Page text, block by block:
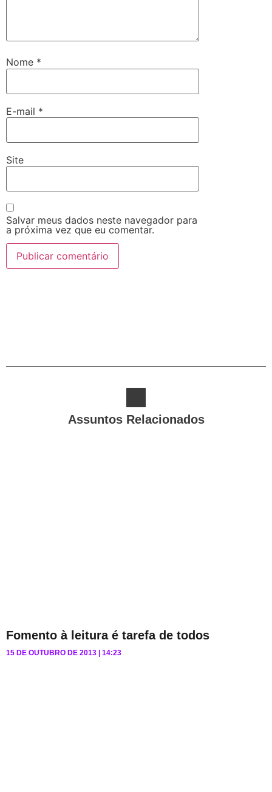
Nome *
E-mail *
Site
Salvar meus dados neste navegador para
a próxima vez que eu comentar.
Assuntos Relacionados
Fomento à leitura é tarefa de todos
15 DE OUTUBRO DE 2013 14:23